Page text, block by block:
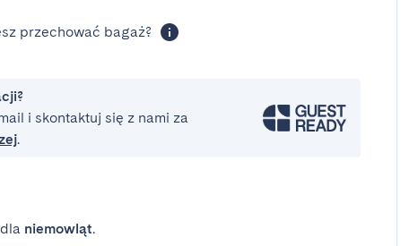
przechować bagaż?
i skontaktuj się z nami za
.
niemowląt.